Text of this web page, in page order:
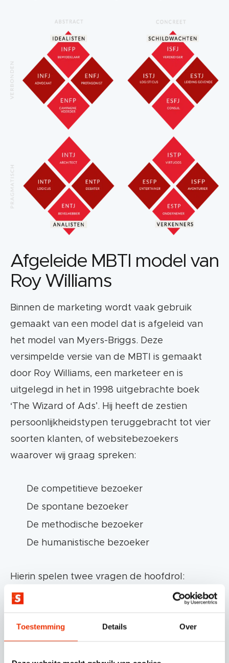
Toestemming Details Over
Afgeleide MBTI model van
Roy Williams
Binnen de marketing wordt vaak gebruik
gemaakt van een model dat is afgeleid van
het model van Myers-Briggs. Deze
versimpelde versie van de MBTI is gemaakt
door Roy Williams, een marketeer en is
uitgelegd in het in 1998 uitgebrachte boek
‘The Wizard of Ads’. Hij heeft de zestien
persoonlijkheidstypen teruggebracht tot vier
soorten klanten, of websitebezoekers
waarover wij graag spreken:
De competitieve bezoeker
De spontane bezoeker
De methodische bezoeker
De humanistische bezoeker
Hierin spelen twee vragen de hoofdrol:
emotionele grond?
Beslist de bezoeker snel of langzaam?